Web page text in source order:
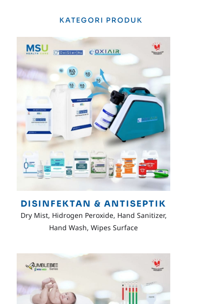
KATEGORI PRODUK
DISINFEKTAN & ANTISEPTIK
Dry Mist, Hidrogen Peroxide, Hand Sanitizer,
Hand Wash, Wipes Surface